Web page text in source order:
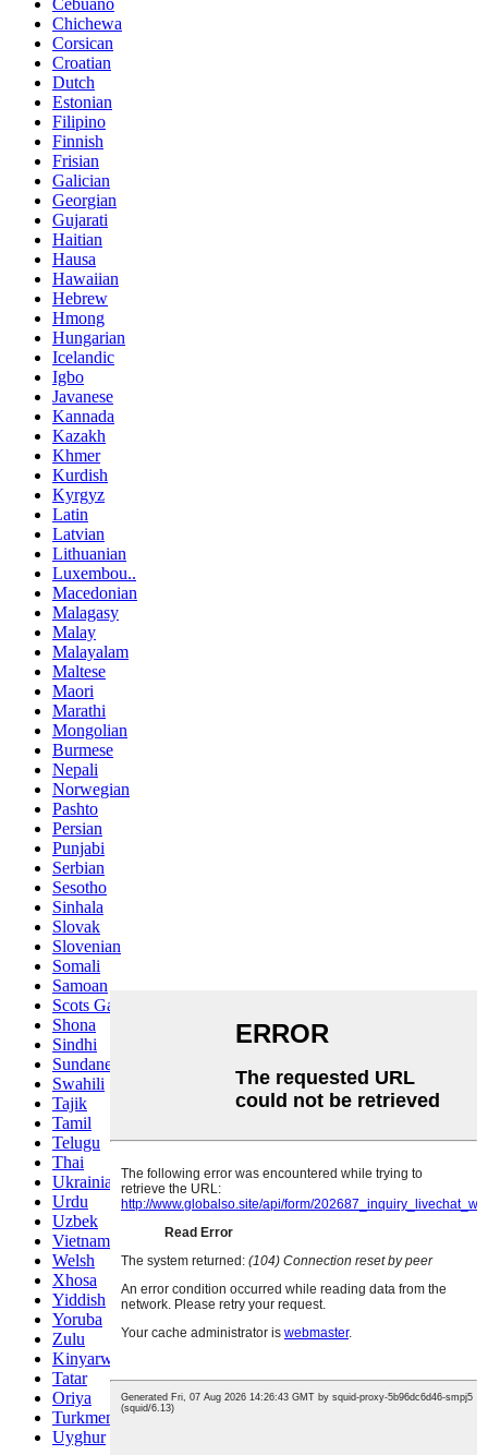
Chichewa
Corsican
Croatian
Dutch
Estonian
Filipino
Finnish
Frisian
Galician
Georgian
Gujarati
Haitian
Hausa
Hawaiian
Hebrew
Hmong
Hungarian
Icelandic
Igbo
Javanese
Kannada
Kazakh
Khmer
Kurdish
Kyrgyz
Latin
Latvian
Lithuanian
Luxembou..
Macedonian
Malagasy
Malay
Malayalam
Maltese
Maori
Marathi
Mongolian
Burmese
Nepali
Norwegian
Pashto
Persian
Punjabi
Serbian
Sesotho
Sinhala
Slovak
Slovenian
Somali
Samoan
Scots Gaelic
Shona
Sindhi
Sundanese
Swahili
Tajik
Tamil
Telugu
Thai
Ukrainian
Urdu
Uzbek
Vietnamese
Welsh
Xhosa
Yiddish
Yoruba
Zulu
Kinyarwanda
Tatar
Oriya
Turkmen
Uyghur